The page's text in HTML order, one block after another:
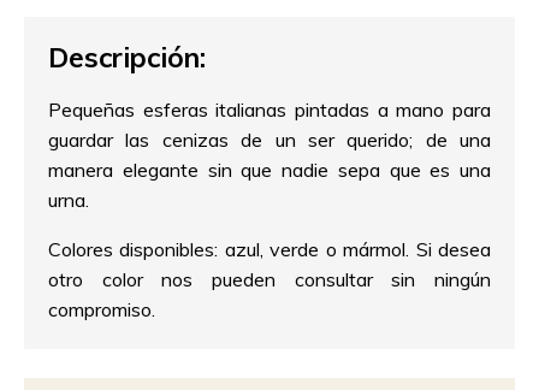
Descripción:
Pequeñas esferas italianas pintadas a mano para
guardar las cenizas de un ser querido; de una
manera elegante sin que nadie sepa que es una
urna.
Colores disponibles: azul, verde o mármol. Si desea
otro color nos pueden consultar sin ningún
compromiso.